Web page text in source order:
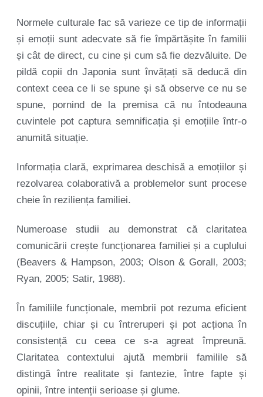
Normele culturale fac să varieze ce tip de informații
și emoții sunt adecvate să fie împărtășite în familii
și cât de direct, cu cine și cum să fie dezvăluite. De
pildă copii dn Japonia sunt învățați să deducă din
context ceea ce li se spune și să observe ce nu se
spune, pornind de la premisa că nu întodeauna
cuvintele pot captura semnificația și emoțiile într-o
anumită situație.
Informația clară, exprimarea deschisă a emoțiilor și
rezolvarea colaborativă a problemelor sunt procese
cheie în reziliența familiei.
Numeroase studii au demonstrat că claritatea
comunicării crește funcționarea familiei și a cuplului
(Beavers & Hampson, 2003; Olson & Gorall, 2003;
Ryan, 2005; Satir, 1988).
În familiile funcționale, membrii pot rezuma eficient
discuțiile, chiar și cu întreruperi și pot acționa în
consistență cu ceea ce s-a agreat împreună.
Claritatea contextului ajută membrii familile să
distingă între realitate și fantezie, între fapte și
opinii, între intenții serioase și glume.